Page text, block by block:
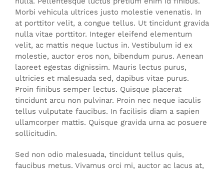
Morbi vehicula ultrices justo molestie venenatis. In
at porttitor velit, a congue tellus. Ut tincidunt gravida
nulla vitae porttitor. Integer eleifend elementum
velit, ac mattis neque luctus in. Vestibulum id ex
molestie, auctor eros non, bibendum purus. Aenean
laoreet egestas dignissim. Mauris lectus purus,
ultricies et malesuada sed, dapibus vitae purus.
Proin finibus semper lectus. Quisque placerat
tincidunt arcu non pulvinar. Proin nec neque iaculis
tellus vulputate faucibus. In facilisis diam a sapien
ullamcorper mattis. Quisque gravida urna ac posuere
sollicitudin.
Sed non odio malesuada, tincidunt tellus quis,
faucibus metus. Vivamus orci mi, auctor ac lacus at,